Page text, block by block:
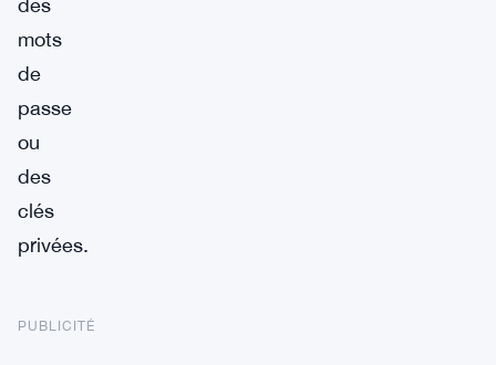
des
mots
de
passe
ou
des
clés
privées.
PUBLICITÉ